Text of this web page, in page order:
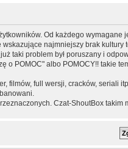
Od każdego wymagane
najmniejszy brak kultury
taki problem był poruszany i
o POMOC" albo POMOCY!! takie
filmów, full wersji, cracków, seriali
Czat-ShoutBox takim